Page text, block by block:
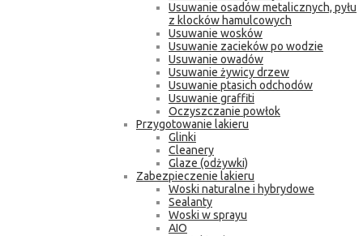
Usuwanie osadów metalicznych, pyłu
z klocków hamulcowych
Usuwanie wosków
Usuwanie zacieków po wodzie
Usuwanie owadów
Usuwanie żywicy drzew
Usuwanie ptasich odchodów
Usuwanie graffiti
Oczyszczanie powłok
Przygotowanie lakieru
Glinki
Cleanery
Glaze (odżywki)
Zabezpieczenie lakieru
Woski naturalne i hybrydowe
Sealanty
Woski w sprayu
AIO